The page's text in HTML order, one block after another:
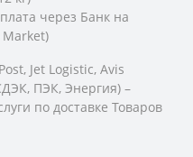
через Банк на
Jet Logistic, Avis
ПЭК, Энергия) –
по доставке Товаров